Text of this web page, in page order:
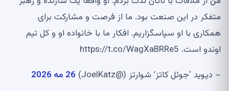
متفکر در این صنعت بود. ما از فرصت و مشارکت برای
همکاری با او سپاسگزاریم. افکار ما با خانواده او و کل تیم
اوندو است. https://t.co/WagXaBRRe5
– دیوید ‘جوئل کاتز’ شوارتز (@JoelKatz)
26 مه 2026